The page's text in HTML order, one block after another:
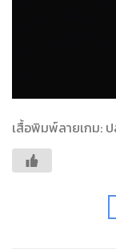
เสื้อพิมพ์ลายเกม: